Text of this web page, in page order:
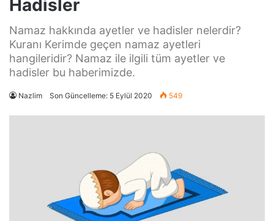
Hadisler
Namaz hakkında ayetler ve hadisler nelerdir?
Kuranı Kerimde geçen namaz ayetleri
hangileridir? Namaz ile ilgili tüm ayetler ve
hadisler bu haberimizde.
Nazlim Son Güncelleme: 5 Eylül 2020 549